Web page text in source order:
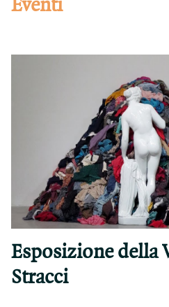
Eventi
Esposizione della
Stracci